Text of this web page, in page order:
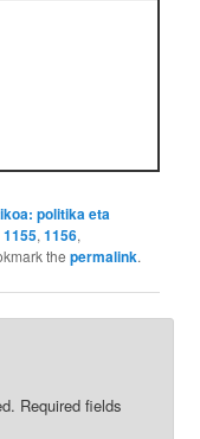
politika eta
1155,1156,
thepermalink.
Required fields